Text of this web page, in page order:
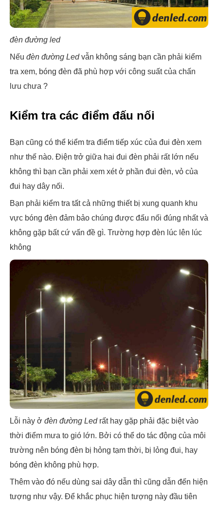
đèn đường led
Nếu đèn đường Ledvẫn không sáng bạn cần phải kiểm
tra xem, bóng đèn đã phù hợp với công suất của chấn
lưu chưa ?
Kiểm tra các điểm đấu nối
Bạn cũng có thể kiểm tra điểm tiếp xúc của đui đèn xem
như thế nào. Điện trở giữa hai đui đèn phải rất lớn nếu
không thì bạn cần phải xem xét ở phần đui đèn, vỏ của
đui hay dây nối.
Bạn phải kiểm tra tất cả những thiết bị xung quanh khu
vực bóng đèn đảm bảo chúng được đấu nối đúng nhất và
không gặp bất cứ vấn đề gì. Trường hợp đèn lúc lên lúc
không
Lỗi này ở đèn đường Ledrất hay gặp phải đặc biệt vào
thời điểm mưa to gió lớn. Bởi có thể do tác động của môi
trường nên bóng đèn bị hỏng tạm thời, bị lỏng đui, hay
bóng đèn không phù hợp.
Thêm vào đó nếu dùng sai dây dẫn thì cũng dẫn đến hiện
tượng như vậy. Để khắc phục hiện tượng này đầu tiên